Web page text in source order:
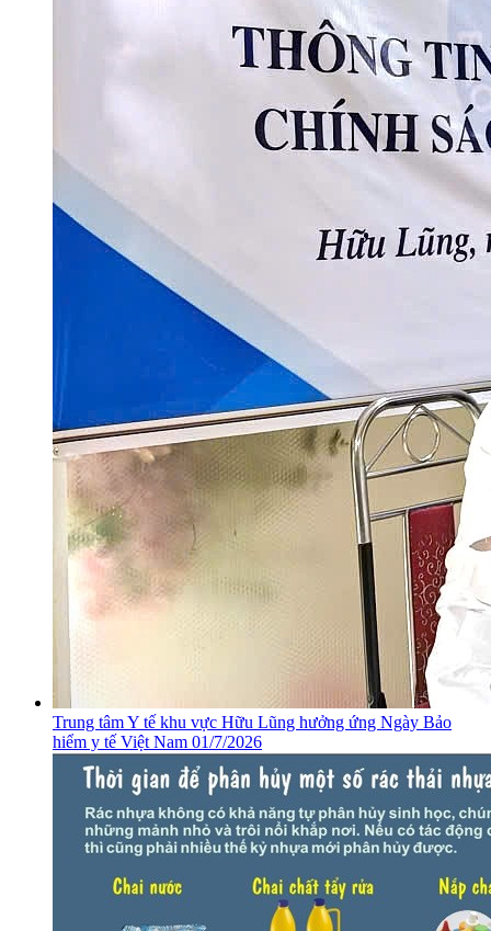
​Trung tâm Y tế khu vực Hữu Lũng hưởng ứng Ngày Bảo
hiểm y tế Việt Nam 01/7/2026